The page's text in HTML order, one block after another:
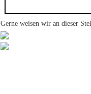
Gerne weisen wir an dieser